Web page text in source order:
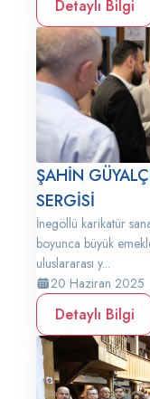
Detaylı Bilgi
ŞAHİN
SERGİSİ
İnegöllü karikatür
boyunca büyük
uluslararası y...
20 Haziran 2025
Detaylı Bilgi